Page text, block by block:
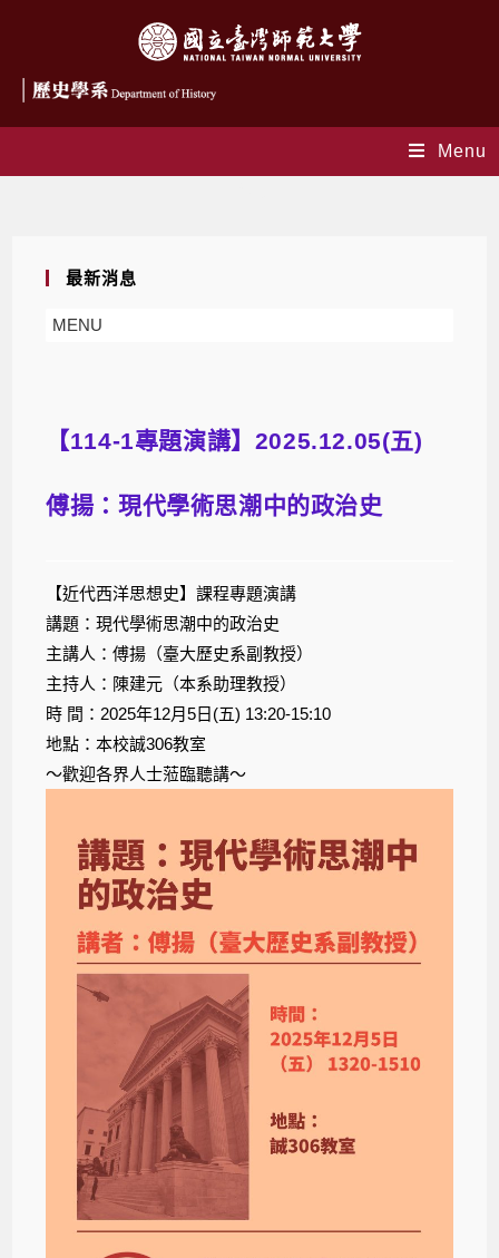
Menu
最新消息
MENU
【114-1專題演講】2025.12.05(五)
傅揚：現代學術思潮中的政治史
【近代西洋思想史】課程專題演講
講題：現代學術思潮中的政治史
主講人：傅揚（臺大歷史系副教授）
主持人：陳建元（本系助理教授）
時 間：2025年12月5日(五) 13:20-15:10
地點：本校誠306教室
～歡迎各界人士蒞臨聽講～